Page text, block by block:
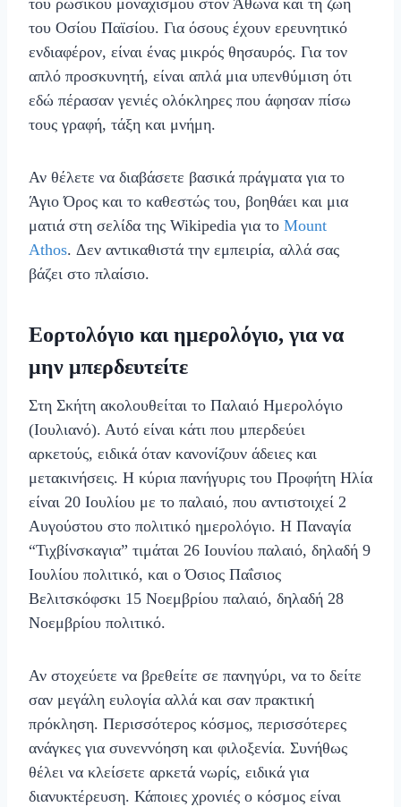
του ρωσικού μοναχισμού στον Άθωνα και τη ζωή
του Οσίου Παϊσίου. Για όσους έχουν ερευνητικό
ενδιαφέρον, είναι ένας μικρός θησαυρός. Για τον
απλό προσκυνητή, είναι απλά μια υπενθύμιση ότι
εδώ πέρασαν γενιές ολόκληρες που άφησαν πίσω
τους γραφή, τάξη και μνήμη.
Αν θέλετε να διαβάσετε βασικά πράγματα για το
Άγιο Όρος και το καθεστώς του, βοηθάει και μια
ματιά στη σελίδα της Wikipedia για το Mount
Athos. Δεν αντικαθιστά την εμπειρία, αλλά σας
βάζει στο πλαίσιο.
Εορτολόγιο και ημερολόγιο, για να
μην μπερδευτείτε
Στη Σκήτη ακολουθείται το Παλαιό Ημερολόγιο
(Ιουλιανό). Αυτό είναι κάτι που μπερδεύει
αρκετούς, ειδικά όταν κανονίζουν άδειες και
μετακινήσεις. Η κύρια πανήγυρις του Προφήτη Ηλία
είναι 20 Ιουλίου με το παλαιό, που αντιστοιχεί 2
Αυγούστου στο πολιτικό ημερολόγιο. Η Παναγία
“Τιχβίνσκαγια” τιμάται 26 Ιουνίου παλαιό, δηλαδή 9
Ιουλίου πολιτικό, και ο Όσιος Παΐσιος
Βελιτσκόφσκι 15 Νοεμβρίου παλαιό, δηλαδή 28
Νοεμβρίου πολιτικό.
Αν στοχεύετε να βρεθείτε σε πανηγύρι, να το δείτε
σαν μεγάλη ευλογία αλλά και σαν πρακτική
πρόκληση. Περισσότερος κόσμος, περισσότερες
ανάγκες για συνεννόηση και φιλοξενία. Συνήθως
θέλει να κλείσετε αρκετά νωρίς, ειδικά για
διανυκτέρευση. Κάποιες χρονιές ο κόσμος είναι